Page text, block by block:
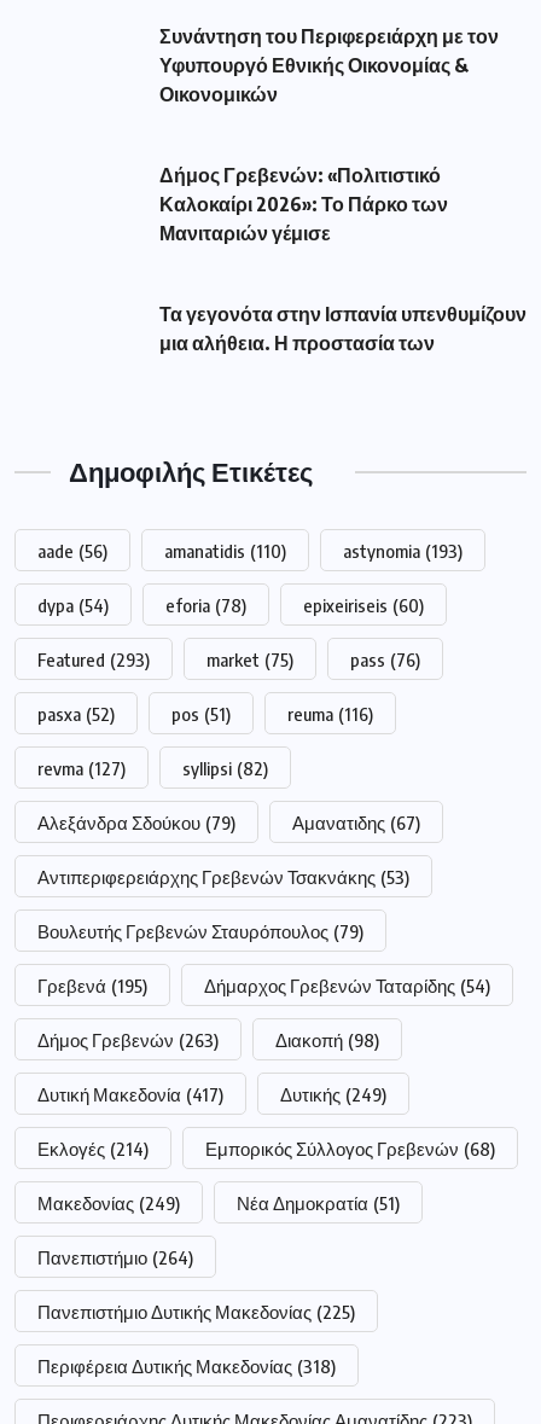
Συνάντηση του Περιφερειάρχη με τον
Υφυπουργό Εθνικής Οικονομίας &
Οικονομικών
Δήμος Γρεβενών: «Πολιτιστικό
Καλοκαίρι 2026»: Το Πάρκο των
Μανιταριών γέμισε
Τα γεγονότα στην Ισπανία υπενθυμίζουν
μια αλήθεια. Η προστασία των
Δημοφιλής Ετικέτες
aade (56) amanatidis (110) astynomia (193)
dypa (54) eforia (78) epixeiriseis (60)
Featured (293) market (75) pass (76)
pasxa (52) pos (51) reuma (116)
revma (127) syllipsi (82)
Αλεξάνδρα Σδούκου (79) Αμανατιδης (67)
Αντιπεριφερειάρχης Γρεβενών Τσακνάκης (53)
Βουλευτής Γρεβενών Σταυρόπουλος (79)
Γρεβενά (195) Δήμαρχος Γρεβενών Ταταρίδης (54)
Δήμος Γρεβενών (263) Διακοπή (98)
Δυτική Μακεδονία (417) Δυτικής (249)
Εκλογές (214) Εμπορικός Σύλλογος Γρεβενών (68)
Μακεδονίας (249) Νέα Δημοκρατία (51)
Πανεπιστήμιο (264)
Πανεπιστήμιο Δυτικής Μακεδονίας (225)
Περιφέρεια Δυτικής Μακεδονίας (318)